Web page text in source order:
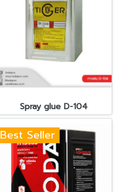
Spray glue D-104
Best Seller